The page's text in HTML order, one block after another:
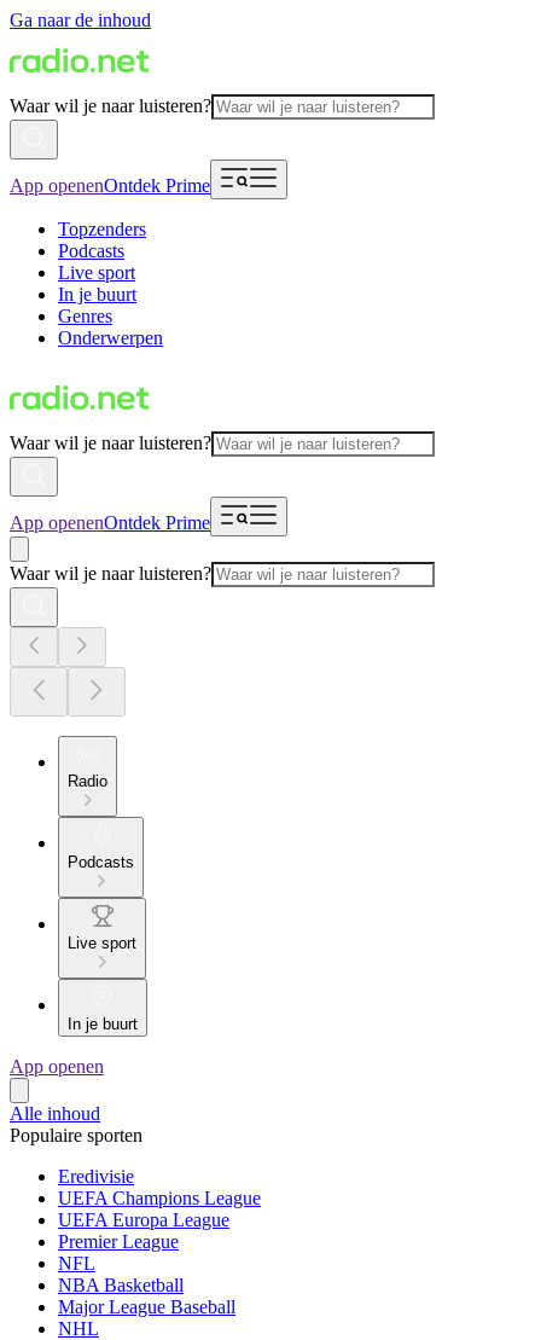
Ga naar de inhoud
Waar wil je naar luisteren?
App openenOntdek Prime
Topzenders
Podcasts
Live sport
In je buurt
Genres
Onderwerpen
Waar wil je naar luisteren?
App openenOntdek Prime
Waar wil je naar luisteren?
Radio
Podcasts
Live sport
In je buurt
App openen
Alle inhoud
Populaire sporten
Eredivisie
UEFA Champions League
UEFA Europa League
Premier League
NFL
NBA Basketball
Major League Baseball
NHL